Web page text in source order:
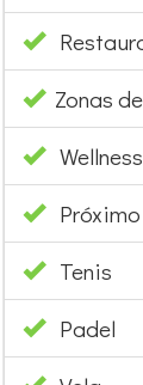
Zonas
Tenis
Padel